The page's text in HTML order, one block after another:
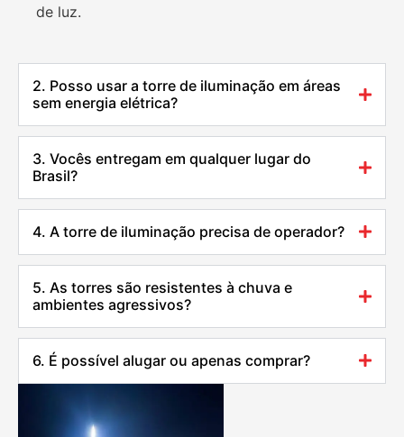
de luz.
2. Posso usar a torre de iluminação em áreas
sem energia elétrica?
3. Vocês entregam em qualquer lugar do
Brasil?
4. A torre de iluminação precisa de operador?
5. As torres são resistentes à chuva e
ambientes agressivos?
6. É possível alugar ou apenas comprar?